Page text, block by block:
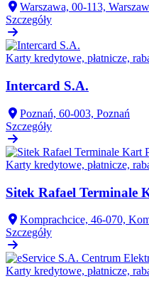
Warszawa, 00-113,
Szczegóły
Karty kredytowe, płatnicze,
Intercard S.A.
Poznań, 60-003, Poznań
Szczegóły
Karty kredytowe, płatnicze,
Sitek Rafael Terminale
Komprachcice, 46-070,
Szczegóły
Karty kredytowe, płatnicze,